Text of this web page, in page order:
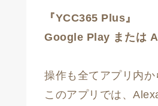
『YCC365 Plus』
Google Play または
操作も全てアプリ内か
このアプリでは、